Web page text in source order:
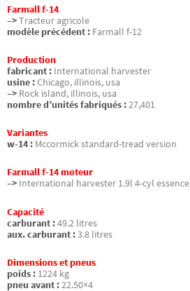
Farmall f-14
–>Tracteur agricole
modèle précédent : Farmall f-12
Production
fabricant : International harvester
usine :Chicago, illinois, usa
–> Rock island, illinois, usa
nombre d’unités fabriqués :27,401
Variantes
w-14 : Mccormick standard-tread version
Farmall f-14 moteur
–> International harvester 1.9l 4-cyl essence
Capacité
carburant :49.2 litres
aux. carburant :3.8 litres
Dimensions et pneus
poids : 1224 kg
pneu avant :22.50×4